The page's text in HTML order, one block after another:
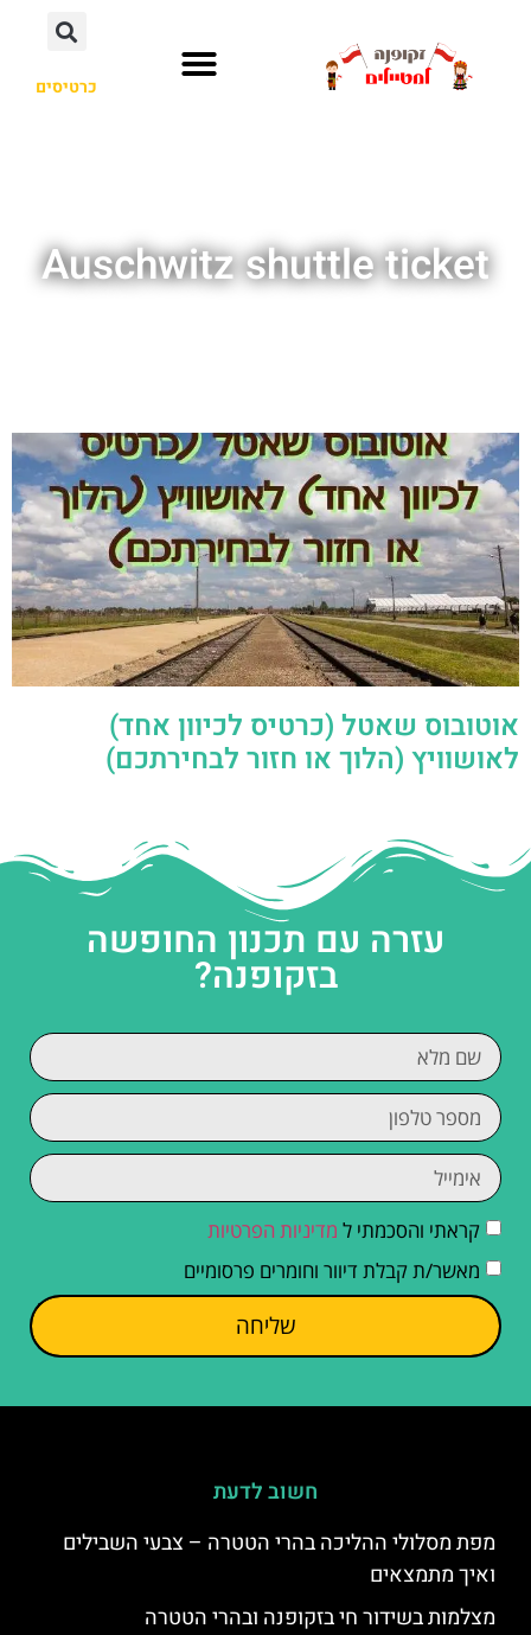
כרטיסים
Auschwitz shuttle ticket
אוטובוס שאטל (כרטיס לכיוון אחד)
לאושוויץ (הלוך או חזור לבחירתכם)
עזרה עם תכנון החופשה
בזקופנה?
קראתי והסכמתי ל מדיניות הפרטיות
מאשר/ת קבלת דיוור וחומרים פרסומיים
שליחה
חשוב לדעת
מפת מסלולי ההליכה בהרי הטטרה – צבעי השבילים
ואיך מתמצאים
מצלמות בשידור חי בזקופנה ובהרי הטטרה